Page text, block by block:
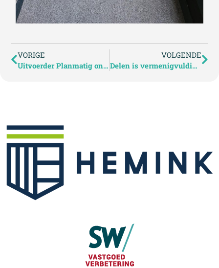
VORIGE
Uitvoerder Planmatig onderhoud & verduurzaming
VOLGENDE
Delen is vermenigvuldigen: Domijn en Exterio Vastgoedpartners breiden samenwerking uit!